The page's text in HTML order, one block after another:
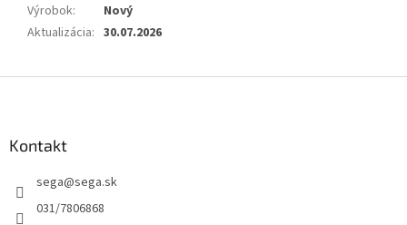
Výrobok:
Nový
Aktualizácia: 30.07.2026
Kontakt
sega@sega.sk
031/7806868